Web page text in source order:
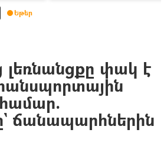
Եթեր
լեռնանցքը փակ է
ճանապարհներին